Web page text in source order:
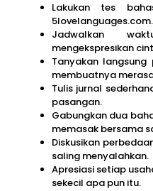
Lakukan tes
5lovelanguages.com.
Jadwalkan
mengekspresikan
Tanyakan
membuatnya
Tulis jurnal
pasangan.
Gabungkan dua
memasak bersama
Diskusikan
saling menyalahkan.
Apresiasi setiap
sekecil apa pun itu.